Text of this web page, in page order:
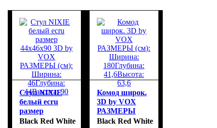
Стул NIXIE
белый ecru
размер
44х46х90 3D by
Black Red White
Комод широк.
3D by VOX
РАЗМЕРЫ
(см): Ширина:
Black Red White